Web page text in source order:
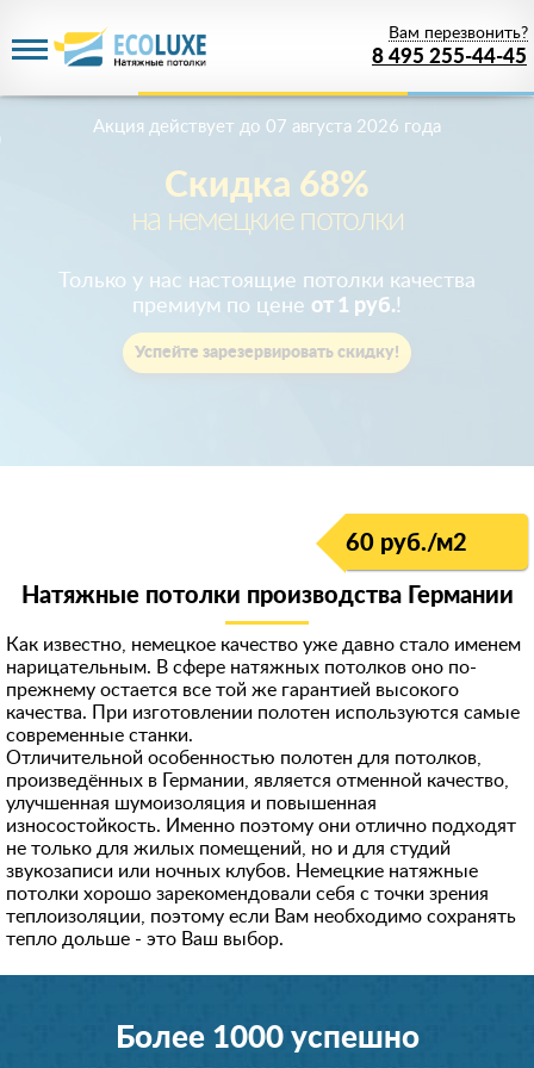
8 495 255-44-45
Вам перезвонить?
Скидка 68%
на немецкие потолки
Акция действует до 07 августа 2026 года
Только у нас настоящие потолки качества
премиум по цене от 1 руб.!
Успейте зарезервировать скидку!
60 руб./м2
Натяжные потолки производства Германии
Как известно, немецкое качество уже давно стало именем
нарицательным. В сфере натяжных потолков оно по-
прежнему остается все той же гарантией высокого
качества. При изготовлении полотен используются самые
современные станки.
Отличительной особенностью полотен для потолков,
произведённых в Германии, является отменной качество,
улучшенная шумоизоляция и повышенная
износостойкость. Именно поэтому они отлично подходят
не только для жилых помещений, но и для студий
звукозаписи или ночных клубов. Немецкие натяжные
потолки хорошо зарекомендовали себя с точки зрения
теплоизоляции, поэтому если Вам необходимо сохранять
тепло дольше - это Ваш выбор.
Более 1000 успешно